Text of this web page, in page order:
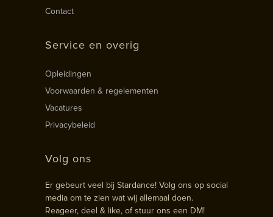
Contact
Service en overig
Opleidingen
Voorwaarden & regelementen
Vacatures
Privacybeleid
Volg ons
Er gebeurt veel bij Stardance! Volg ons op social
media om te zien wat wij allemaal doen.
Reageer, deel & like, of stuur ons een DM!